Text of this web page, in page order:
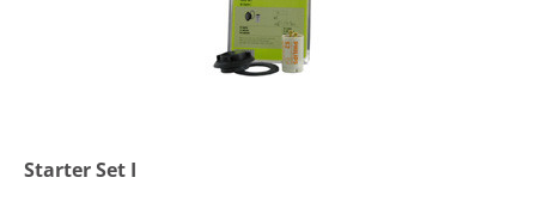
Starter Set I